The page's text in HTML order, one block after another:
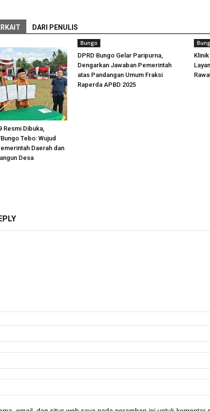
DARI PENULIS
Resmi Dibuka,
Tebo: Wujud
Daerah dan
Desa
Bungo
DPRD Bungo Gelar Paripurna,
Dengarkan Jawaban Pemerintah
atas Pandangan Umum Fraksi
Raperda APBD 2025